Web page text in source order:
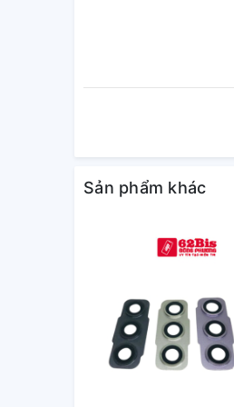
Sản phẩm khác